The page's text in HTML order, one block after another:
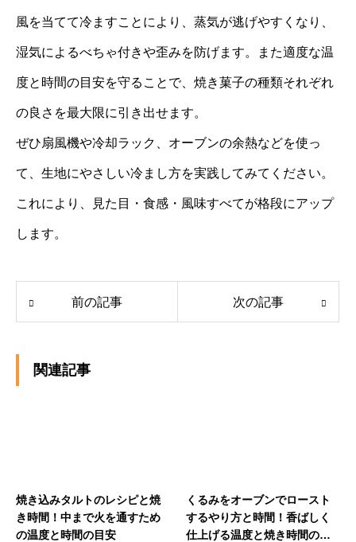
風を当てて冷ますことにより、蒸気が逃げやすくなり、
湿気によるべちゃ付きや歪みを防げます。また適度な温
度と時間の目安を守ることで、焼き菓子の種類それぞれ
の良さを最大限に引き出せます。
ぜひ扇風機や冷却ラック、オーブンの余熱などを使っ
て、生地にやさしい冷まし方を実践してみてください。
これにより、見た目・食感・風味すべてが格段にアップ
します。
前の記事 次の記事
関連記事
焼き込みタルトのレシピと焼
き時間！中まで火を通すため
の温度と時間の目安
くるみをオーブンでロースト
するやり方と時間！香ばしく
仕上げる温度と焼き時間の目